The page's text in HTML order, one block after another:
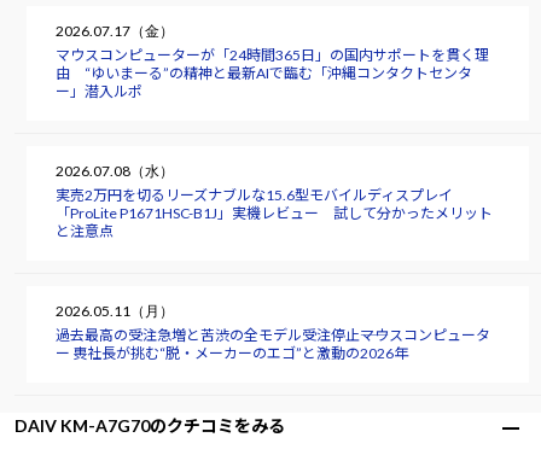
2026.07.17（金）
マウスコンピューターが「24時間365日」の国内サポートを貫く理
由 “ゆいまーる”の精神と最新AIで臨む「沖縄コンタクトセンタ
ー」潜入ルポ
2026.07.08（水）
実売2万円を切るリーズナブルな15.6型モバイルディスプレイ
「ProLite P1671HSC-B1J」実機レビュー 試して分かったメリット
と注意点
2026.05.11（月）
過去最高の受注急増と苦渋の全モデル受注停止――マウスコンピュータ
ー 軣社長が挑む“脱・メーカーのエゴ”と激動の2026年
DAIV KM-A7G70のクチコミをみる